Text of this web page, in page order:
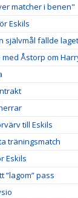
matcher i benen"
Eskils
självmål fällde laget
Åstorp om
till Eskils
träningsmatch
Eskils
”lagom” pass